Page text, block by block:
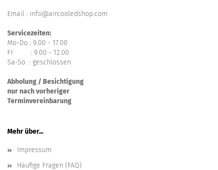
Email : info@aircooledshop.com
Servicezeiten:
Mo-Do : 9.00 - 17.00
Fr : 9.00 - 12.00
Sa-So : geschlossen
Abholung / Besichtigung
nur nach vorheriger
Terminvereinbarung
Mehr über...
Impressum
Häufige Fragen (FAQ)